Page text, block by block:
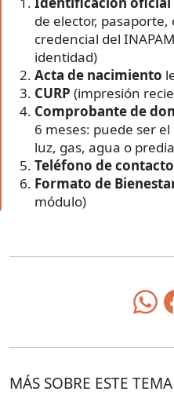
de elector,
credencial del
identidad)
Acta de nacimiento
CURP (impresión
Comprobante de
6 meses: puede ser
luz, gas, agua o
Teléfono de contacto
Formato de
módulo)
MÁS SOBRE ESTE TEMA